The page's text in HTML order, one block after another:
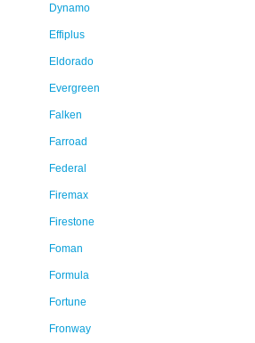
Dynamo
Effiplus
Eldorado
Evergreen
Falken
Farroad
Federal
Firemax
Firestone
Foman
Formula
Fortune
Fronway